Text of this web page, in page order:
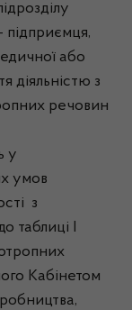
підприємця,
або
діяльністю з
речовин
у
умов
з
таблиці I
Кабінетом